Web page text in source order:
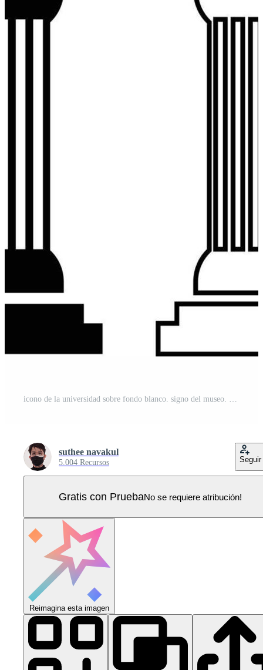
icono de la universidad sobre fondo blanco. signo del museo. símbolo del templo. logotipo del banco estilo plano Vector Pro
suthee navakul
5.004 Recursos Seguir
Gratis con PruebaNo se requiere atribución!
Reimagina esta imagen